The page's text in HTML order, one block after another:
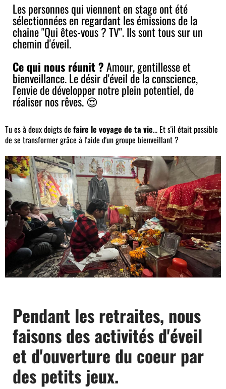
Les personnes qui viennent en stage ont été
sélectionnées en regardant les émissions de la
chaine "Qui êtes-vous ? TV". Ils sont tous sur un
chemin d'éveil.
Ce qui nous réunit ?Amour, gentillesse et
bienveillance. Le désir d'éveil de la conscience,
l'envie de développer notre plein potentiel, de
réaliser nos rêves. 😍
Tu es à deux doigts de faire le voyage de ta vie... Et s'il était possible
de se transformer grâce à l'aide d'un groupe bienveillant ?
Pendant les retraites, nous
faisons des activités d'éveil
et d'ouverture du coeur par
des petits jeux.